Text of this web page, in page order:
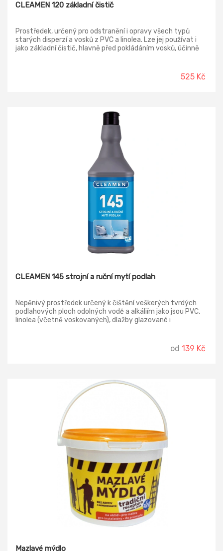
CLEAMEN 120 základní čistič
Prostředek, určený pro odstranění i opravy všech typů
starých disperzí a vosků z PVC a linolea. Lze jej používat i
jako základní čistič, hlavně před pokládáním vosků, účinně
525 Kč
CLEAMEN 145 strojní a ruční mytí podlah
Nepěnivý prostředek určený k čištění veškerých tvrdých
podlahových ploch odolných vodě a alkáliím jako jsou PVC,
linolea (včetně voskovaných), dlažby glazované i
gumové podlahy, sportovní podlahy hal, lakované parkety i
palubky. Prostředek vyniká mimořádnou tolerancí k
odpadních vod. Je vhodný pro strojní i ruční aplikaci.
od 139 Kč
Mazlavé mýdlo